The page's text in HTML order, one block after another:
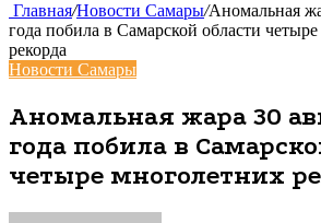
Главная/Новости Самары/Аномальная
года побила в Самарской области
рекорда
Новости Самары
Аномальная жара 30
года побила в
четыре многолетних